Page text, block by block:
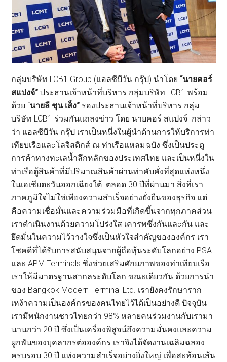
กลุ่มบริษัท LCB1 Group (แอลซีบีวัน กรุ๊ป) นำโดย “นายคอร์
สแปงจ์” ประธานเจ้าหน้าที่บริหาร กลุ่มบริษัท LCB1 พร้อม
ด้วย “นายลี ชุน เส็ง” รองประธานเจ้าหน้าที่บริหาร กลุ่ม
บริษัท LCB1 ร่วมกันแถลงข่าว โดย นายคอร์ สแปงจ์ กล่าว
ว่า แอลซีบีวัน กรุ๊ป เราเป็นหนึ่งในผู้นำด้านการให้บริการท่า
เทียบเรือและโลจิสติกส์ ณ ท่าเรือแหลมฉบัง ซึ่งเป็นประตู
การค้าทางทะเลน้ำลึกหลักของประเทศไทย และเป็นหนึ่งใน
ท่าเรือตู้สินค้าที่มีปริมาณสินค้าผ่านท่าคับคั่งที่สุดแห่งหนึ่ง
ในเอเชียตะวันออกเฉียงใต้ ตลอด 30 ปีที่ผ่านมา สิ่งที่เรา
ภาคภูมิใจไม่ใช่เพียงความสำเร็จอย่างยั่งยืนของธุรกิจ แต่
คือความเชื่อมั่นและความร่วมมือที่เกิดขึ้นจากทุกภาคส่วน
เราดำเนินงานด้วยความโปร่งใส เคารพซึ่งกันและกัน และ
ยึดมั่นในความไว้วางใจซึ่งเป็นหัวใจสำคัญขององค์กร เรา
โชคดีที่ได้รับการสนับสนุนจากผู้ถือหุ้นระดับโลกอย่าง PSA
และ APM Terminals ซึ่งช่วยเสริมศักยภาพของท่าเทียบเรือ
เราให้มีมาตรฐานสากลระดับโลก ขณะเดียวกัน ด้วยการนำ
ของ Bangkok Modern Terminal Ltd. เรายังคงรักษาราก
เหง้าความเป็นองค์กรของคนไทยไว้ได้เป็นอย่างดี ปัจจุบัน
เรามีพนักงานชาวไทยกว่า 98% หลายคนร่วมงานกับเรามา
นานกว่า 20 ปี ซึ่งเป็นเครื่องพิสูจน์ถึงความมั่นคงและความ
ผูกพันของบุคลากรต่อองค์กร เราจึงได้จัดงานเฉลิมฉลอง
ครบรอบ 30 ปี แห่งความสำเร็จอย่างยิ่งใหญ่ เพื่อสะท้อนเส้น